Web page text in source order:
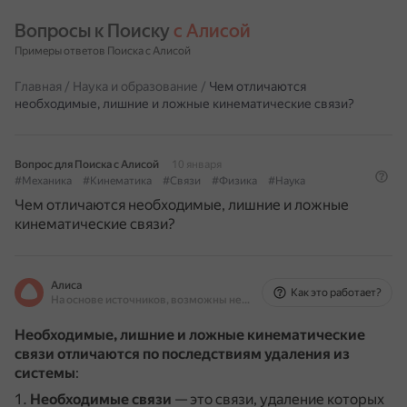
Вопросы к Поиску с Алисой
Примеры ответов Поиска с Алисой
Главная / Наука и образование / Чем отличаются
необходимые, лишние и ложные кинематические связи?
Вопрос для Поиска с Алисой
10 января
#Механика
#Кинематика #Связи #Физика #Наука
Чем отличаются необходимые, лишние и ложные
кинематические связи?
Алиса
На основе источников, возможны неточности
Как это работает?
Необходимые, лишние и ложные кинематические
связи отличаются по последствиям удаления из
системы:
Необходимые связи — это связи, удаление которых